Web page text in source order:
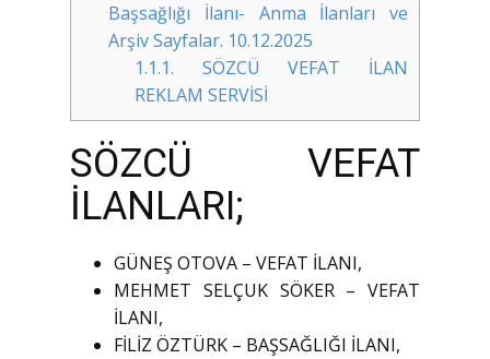
Başsağlığı İlanı- Anma İlanları ve
Arşiv Sayfalar. 10.12.2025
1.1.1. SÖZCÜ VEFAT İLAN
REKLAM SERVİSİ
SÖZCÜ VEFAT
İLANLARI;
GÜNEŞ OTOVA – VEFAT İLANI,
MEHMET SELÇUK SÖKER – VEFAT
İLANI,
FİLİZ ÖZTÜRK – BAŞSAĞLIĞI İLANI,